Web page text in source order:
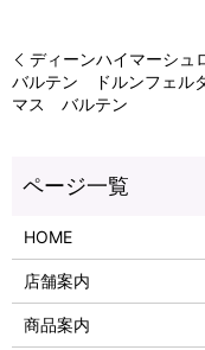
ディーンハイマーシュ
バルテン ドルンフェル
マス バルテン
HOME
店舗案内
商品案内